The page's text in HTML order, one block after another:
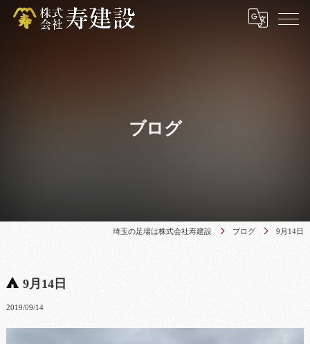
ブログ
埼玉の足場は株式会社寿建設 ブログ 9月14日
9月14日
2019/09/14